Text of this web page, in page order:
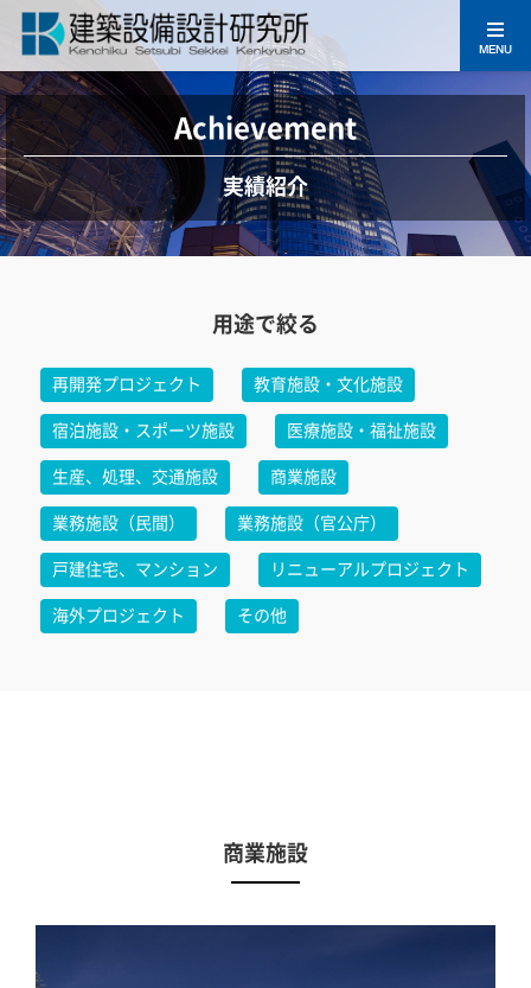
MENU
Achievement
実績紹介
用途で絞る
再開発プロジェクト 教育施設・文化施設
宿泊施設・スポーツ施設 医療施設・福祉施設
生産、処理、交通施設 商業施設
業務施設（民間） 業務施設（官公庁）
戸建住宅、マンション リニューアルプロジェクト
海外プロジェクト その他
商業施設